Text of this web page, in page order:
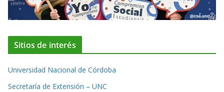
Sitios de interés
Universidad Nacional de Córdoba
Secretaría de Extensión – UNC